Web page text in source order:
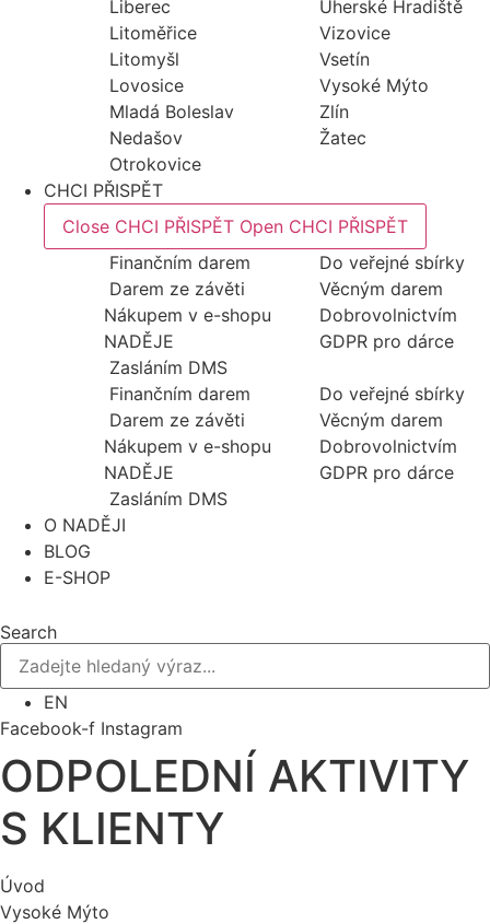
Liberec
Litoměřice
Litomyšl
Lovosice
Mladá Boleslav
Nedašov
Otrokovice
Uherské Hradiště
Vizovice
Vsetín
Vysoké Mýto
Zlín
Žatec
CHCI PŘISPĚT
Close CHCI PŘISPĚT Open CHCI PŘISPĚT
Finančním darem
Darem ze závěti
Nákupem v e-shopu
NADĚJE
Zasláním DMS
Do veřejné sbírky
Věcným darem
Dobrovolnictvím
GDPR pro dárce
Finančním darem
Darem ze závěti
Nákupem v e-shopu
NADĚJE
Zasláním DMS
Do veřejné sbírky
Věcným darem
Dobrovolnictvím
GDPR pro dárce
O NADĚJI
BLOG
E-SHOP
Search
EN
Facebook-f Instagram
ODPOLEDNÍ AKTIVITY
S KLIENTY
Úvod
Vysoké Mýto